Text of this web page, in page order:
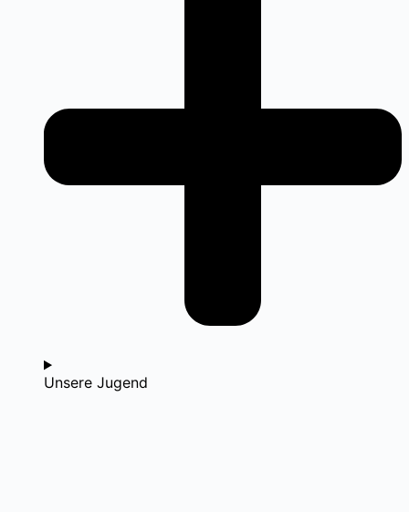
Unsere Jugend